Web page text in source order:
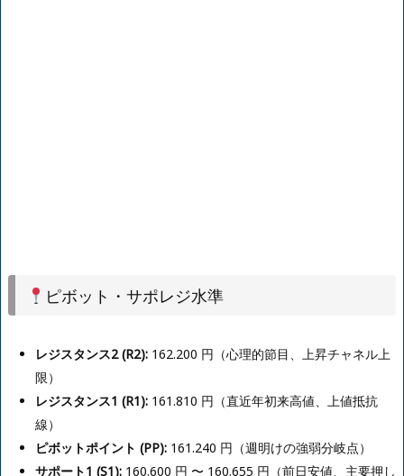
ピボット・サポレジ水準
レジスタンス2 (R2): 162.200 円（心理的節目、上昇チャネル上
限）
レジスタンス1 (R1): 161.810 円（直近年初来高値、上値抵抗
線）
ピボットポイント (PP): 161.240 円（週明けの強弱分岐点）
サポート1 (S1): 160.600 円 〜 160.655 円（前日安値、主要押し